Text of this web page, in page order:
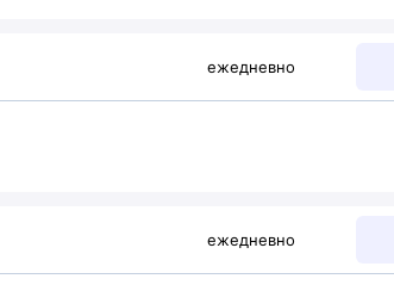
ежедневно
ежедневно